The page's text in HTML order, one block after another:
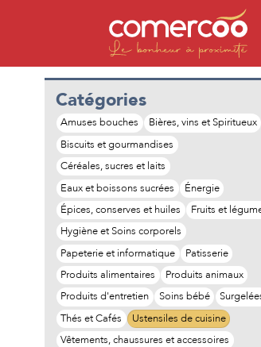
Catégories
Amuses bouches
Bières, vins et Spiritueux
Biscuits et gourmandises
Céréales, sucres et laits
Eaux et boissons sucrées
Énergie
Épices, conserves et huiles
Fruits et
Hygiène et Soins corporels
Papeterie et informatique
Patisserie
Produits alimentaires
Produits animaux
Produits d'entretien
Soins bébé
Thés et Cafés
Ustensiles de cuisine
Vêtements, chaussures et accessoires